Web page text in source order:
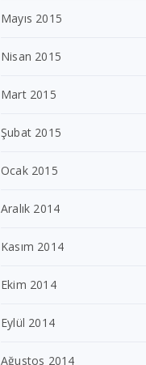
Mayıs 2015
Nisan 2015
Mart 2015
Şubat 2015
Ocak 2015
Aralık 2014
Kasım 2014
Ekim 2014
Eylül 2014
Ağustos 2014